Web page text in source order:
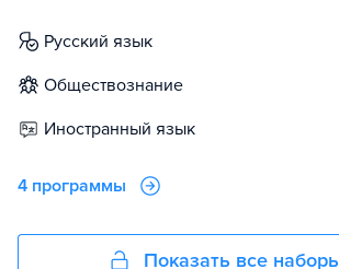
русский язык
обществознание
иностранный язык
4 программы
Показать все